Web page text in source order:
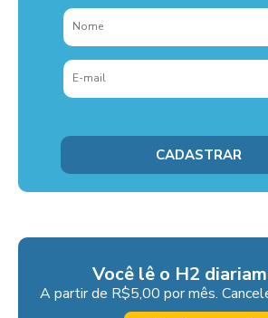
Você lê o H2
A partir de R$5,00 por mês.